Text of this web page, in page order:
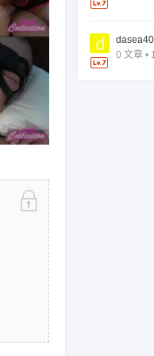
0 文章 •